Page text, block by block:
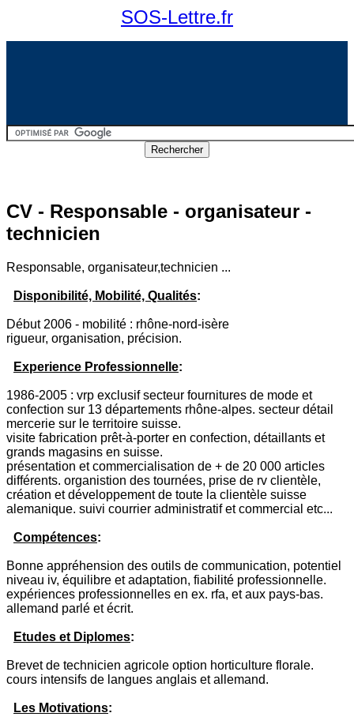
SOS-Lettre.fr
CV - Responsable - organisateur -
technicien
Responsable, organisateur,technicien ...
Disponibilité, Mobilité, Qualités:
Début 2006 - mobilité : rhône-nord-isère
rigueur, organisation, précision.
Experience Professionnelle:
1986-2005 : vrp exclusif secteur fournitures de mode et
confection sur 13 départements rhône-alpes. secteur détail
mercerie sur le territoire suisse.
visite fabrication prêt-à-porter en confection, détaillants et
grands magasins en suisse.
présentation et commercialisation de + de 20 000 articles
différents. organistion des tournées, prise de rv clientèle,
création et développement de toute la clientèle suisse
alemanique. suivi courrier administratif et commercial etc...
Compétences:
Bonne appréhension des outils de communication, potentiel
niveau iv, équilibre et adaptation, fiabilité professionnelle.
expériences professionnelles en ex. rfa, et aux pays-bas.
allemand parlé et écrit.
Etudes et Diplomes:
Brevet de technicien agricole option horticulture florale.
cours intensifs de langues anglais et allemand.
Les Motivations: